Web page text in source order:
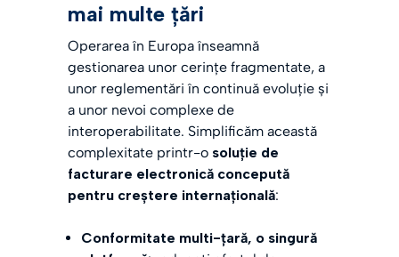
mai multe țări
Operarea în Europa înseamnă
gestionarea unor cerințe fragmentate, a
unor reglementări în continuă evoluție și
a unor nevoi complexe de
interoperabilitate. Simplificăm această
complexitate printr-o soluție de
facturare electronică concepută
pentru creștere internațională:
Conformitate multi-țară, o singură